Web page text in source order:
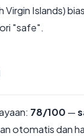
Virgin Islands)
"safe".
78/100 —
otomatis dan